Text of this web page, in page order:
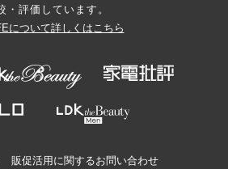
・評価しています。
について詳しくはこちら
販促活用に関するお問い合わせ